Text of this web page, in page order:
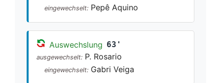
eingewechselt: Pepê Aquino
Auswechslung 63'
ausgewechselt: P. Rosario
eingewechselt: Gabri Veiga